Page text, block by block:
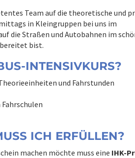
Team auf die theoretische und
in Kleingruppen bei uns im
die Straßen und Autobahnen im
bist.
INTENSIVKURS?
und Fahrstunden
Fahrschulen
ICH ERFÜLLEN?
machen möchte muss eine IHK-